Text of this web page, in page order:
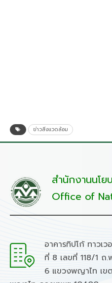
ข่าวสิ่งแวดล้อม
สำนักงานนโย
Office of
อาคารทิปโก้ ทาวเ
ที่ 8 เลขที่ 118/1 ถ.
6 แขวงพญาไท เขต